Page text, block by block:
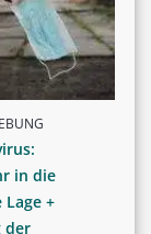
in die
Lage +
der